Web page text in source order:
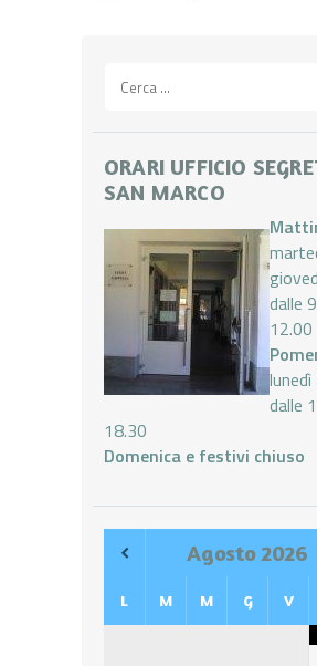
per:
ORARI UFFICIO
SAN MARCO
dalle
12.00
dalle
18.30
Domenica e festivi chiuso
Agosto2026
L M M G V